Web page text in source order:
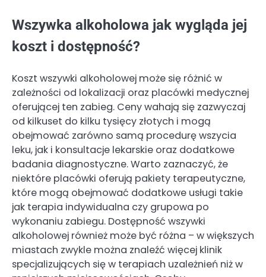
Wszywka alkoholowa jak wygląda jej
koszt i dostępność?
Koszt wszywki alkoholowej może się różnić w
zależności od lokalizacji oraz placówki medycznej
oferującej ten zabieg. Ceny wahają się zazwyczaj
od kilkuset do kilku tysięcy złotych i mogą
obejmować zarówno samą procedurę wszycia
leku, jak i konsultacje lekarskie oraz dodatkowe
badania diagnostyczne. Warto zaznaczyć, że
niektóre placówki oferują pakiety terapeutyczne,
które mogą obejmować dodatkowe usługi takie
jak terapia indywidualna czy grupowa po
wykonaniu zabiegu. Dostępność wszywki
alkoholowej również może być różna – w większych
miastach zwykle można znaleźć więcej klinik
specjalizujących się w terapiach uzależnień niż w